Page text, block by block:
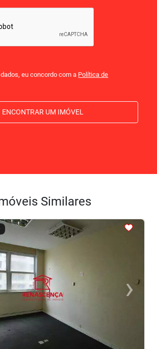
eu concordo com a Política de
ENCONTRAR UM IMÓVEL
Similares
›Next